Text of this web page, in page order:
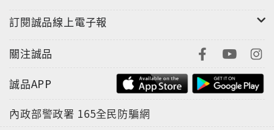
訂閱誠品線上電子報
關注誠品
誠品APP
內政部警政署 165全民防騙網